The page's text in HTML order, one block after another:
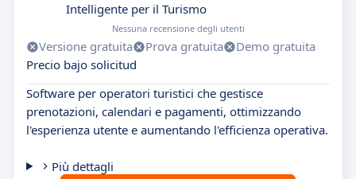
Intelligente per il Turismo
Nessuna recensione degli utenti
Versione gratuita Prova gratuita
Demo gratuita
Precio bajo solicitud
Software per operatori turistici che gestisce
prenotazioni, calendari e pagamenti, ottimizzando
l'esperienza utente e aumentando l'efficienza operativa.
Più dettagli